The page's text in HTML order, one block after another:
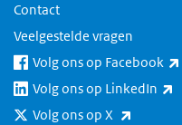
Contact
Veelgestelde vragen
Volg ons op Facebook
Volg ons op LinkedIn
Volg ons op X